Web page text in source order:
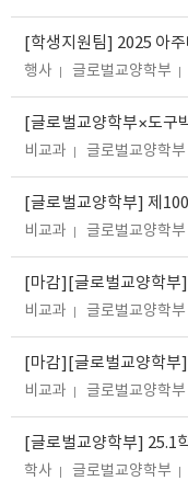
행사 글로벌교양학부
비교과 글로벌교양학부
비교과 글로벌교양학부
비교과 글로벌교양학부
비교과 글로벌교양학부
학사 글로벌교양학부